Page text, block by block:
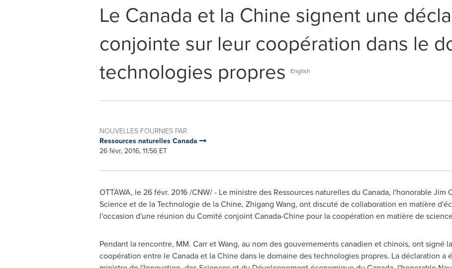
Le Canada et la Chine signent une
conjointe sur leur coopération dans le
technologies propres
English
NOUVELLES FOURNIES PAR
Ressources naturelles Canada
26 févr, 2016, 11:56 ET
OTTAWA, le 26 févr. 2016 /CNW/ - Le ministre des Ressources naturelles du Canada, l'honorableJim
Science et de la Technologie de la Chine, Zhigang Wang, ont discuté de collaboration en matière
l'occasion d'une réunion du Comité conjoint Canada-Chine pour la coopération en matière de
Pendant la rencontre, MM. Carr et Wang, au nom des gouvernements canadien et chinois, ont signé
coopération entre le Canada et la Chine dans le domaine des technologies propres. La déclaration a